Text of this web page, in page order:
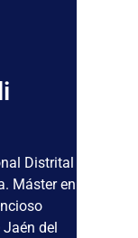
Distrital
Máster en
del